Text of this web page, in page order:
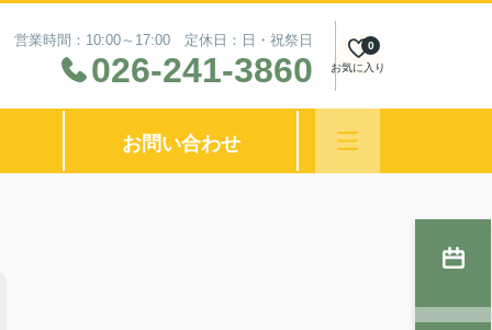
営業時間：10:00～17:00 定休日：日・祝祭日
026-241-3860 お気に入り
0
お問い合わせ